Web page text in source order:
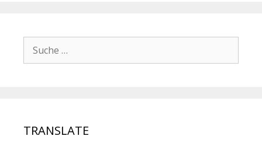
TRANSLATE